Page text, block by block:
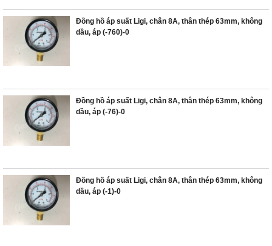
Đồng hồ áp suất Ligi, chân 8A, thân thép 63mm, không
dầu, áp (-760)-0
Đồng hồ áp suất Ligi, chân 8A, thân thép 63mm, không
dầu, áp (-76)-0
Đồng hồ áp suất Ligi, chân 8A, thân thép 63mm, không
dầu, áp (-1)-0